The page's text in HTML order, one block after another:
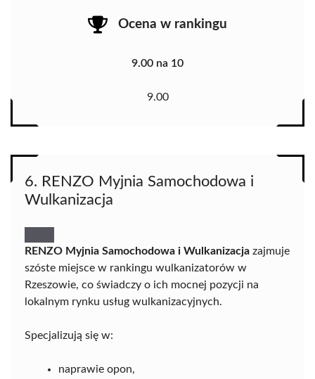
Ocena w rankingu
9.00 na 10
9.00
6. RENZO Myjnia Samochodowa i
Wulkanizacja
RENZO Myjnia Samochodowa i Wulkanizacja zajmuje
szóste miejsce w rankingu wulkanizatorów w
Rzeszowie, co świadczy o ich mocnej pozycji na
lokalnym rynku usług wulkanizacyjnych.
Specjalizują się w:
naprawie opon,